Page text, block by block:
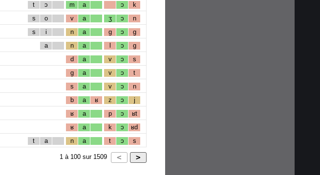
t ɔ m a ɔ k
s o v a ʒ ɔ n
s i n a g ɔ g
a n a l ɔ g
d a v ɔ s
g a v ɔ t
s a v ɔ n
b a ʁ z ɔ j
ʁ a p ɔ ʁt
ʁ a k ɔ ʁd
t a n a t ɔ s
1 à 100 sur 1509